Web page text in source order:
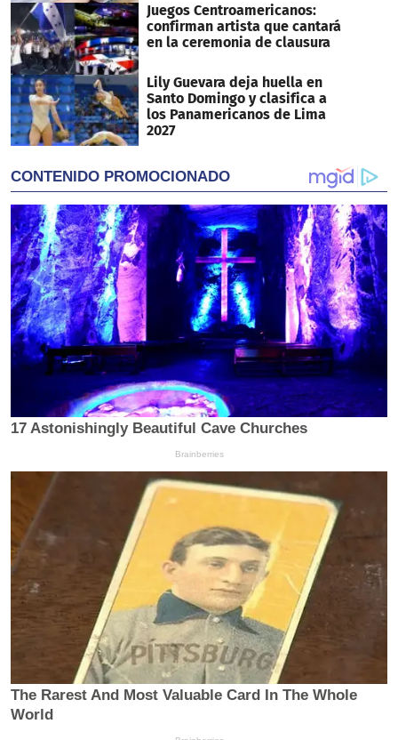
Juegos Centroamericanos:
confirman artista que cantará
en la ceremonia de clausura
Lily Guevara deja huella en
Santo Domingo y clasifica a
los Panamericanos de Lima
2027